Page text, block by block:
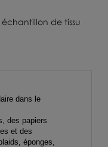
de tissu
dans le
des papiers
et des
éponges,